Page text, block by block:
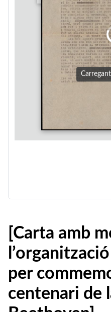
[Carta amb
per
centenari de